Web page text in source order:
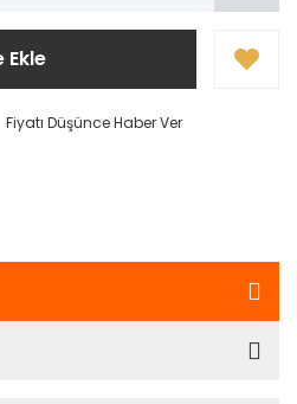
Ekle
Fiyatı Düşünce Haber Ver